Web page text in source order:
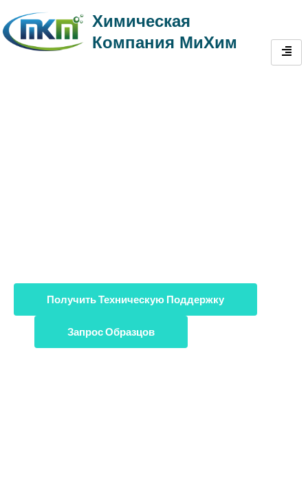
Химическая
Компания МиХим
Получить Техническую Поддержку
Запрос Образцов